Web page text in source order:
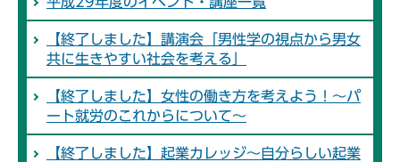
【終了しました】講演会「男性学の視点から男女
共に生きやすい社会を考える」
【終了しました】女性の働き方を考えよう！～パ
ート就労のこれからについて～
【終了しました】起業カレッジ～自分らしい起業